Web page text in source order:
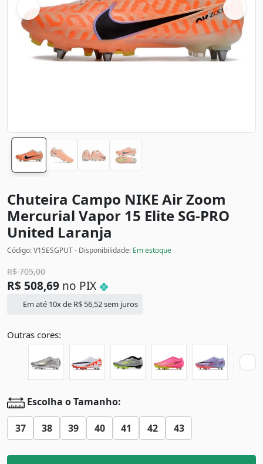
Chuteira Campo NIKE Air Zoom
Mercurial Vapor 15 Elite SG-PRO
United Laranja
Código: V15ESGPUT - Disponibilidade: Em estoque
R$705,00
R$ 508,69 no PIX
Em até 10x de R$ 56,52sem juros
Outras cores:
Escolha o Tamanho:
37 38 39 40 41 42 43